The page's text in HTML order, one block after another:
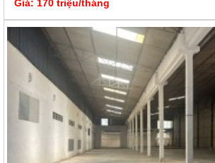
Giá: 170 triệu/tháng